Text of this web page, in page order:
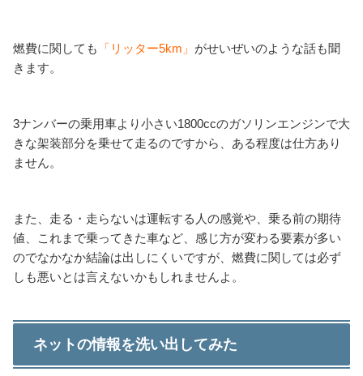
燃費に関しても 「リッター5km」 がせいぜいのような話も聞
きます。
3ナンバーの乗用車より小さい1800ccのガソリンエンジンで大
きな架装部分を乗せて走るのですから、ある程度は仕方あり
ません。
また、走る・走らないは運転する人の感覚や、乗る前の期待
値、これまで乗ってきた車など、感じ方が変わる要素が多い
のでなかなか結論は出しにくいですが、燃費に関しては必ず
しも悪いとは言えないかもしれませんよ。
ネットの情報を洗い出してみた